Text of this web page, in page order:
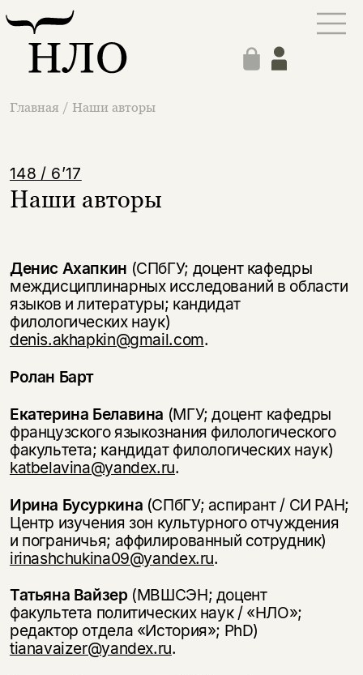
Главная / Наши авторы
148 / 6’17
Наши авторы
Денис Ахапкин (СПбГУ; доцент кафедры
междисциплинарных исследований в области
языков и литературы; кандидат
филологических наук)
denis.akhapkin@gmail.com.
Ролан Барт
Екатерина Белавина (МГУ; доцент кафедры
французского языкознания филологического
факультета; кандидат филологических наук)
katbelavina@yandex.ru.
Ирина Бусуркина (СПбГУ; аспирант / СИ РАН;
Центр изучения зон культурного отчуждения
и пограничья; аффилированный сотрудник)
irinashchukina09@yandex.ru.
Татьяна Вайзер (МВШСЭН; доцент
факультета политических наук / «НЛО»;
редактор отдела «История»; PhD)
tianavaizer@yandex.ru.